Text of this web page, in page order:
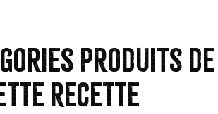
produits de
recette